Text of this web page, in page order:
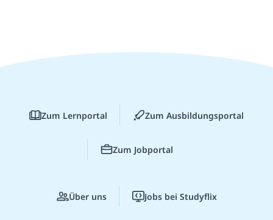
Zum Lernportal Zum Ausbildungsportal
Zum Jobportal
Über uns Jobs bei Studyflix